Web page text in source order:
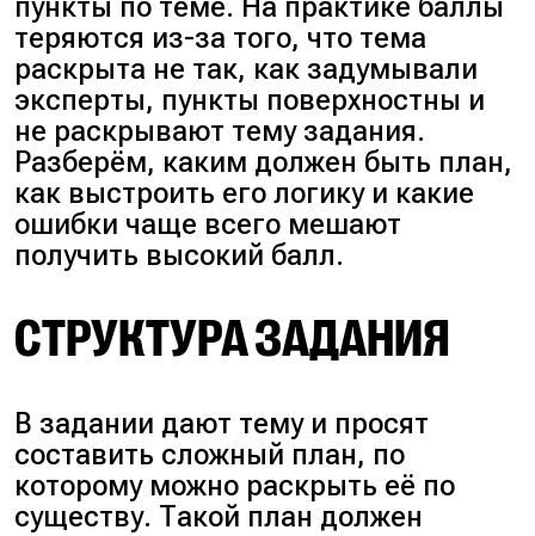
пункты по теме. На практике баллы
теряются из-за того, что тема
раскрыта не так, как задумывали
эксперты, пункты поверхностны и
не раскрывают тему задания.
Разберём, каким должен быть план,
как выстроить его логику и какие
ошибки чаще всего мешают
получить высокий балл.
СТРУКТУРА ЗАДАНИЯ
В задании дают тему и просят
составить сложный план, по
которому можно раскрыть её по
существу. Такой план должен